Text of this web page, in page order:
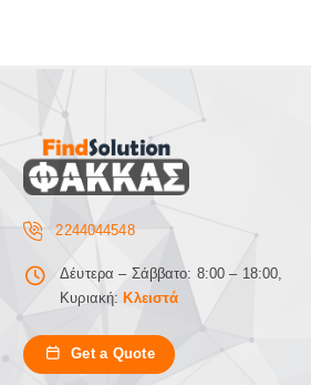
2244044548
Δέυτερα – Σάββατο: 8:00 – 18:00,
Κυριακή: Κλειστά
Get a Quote